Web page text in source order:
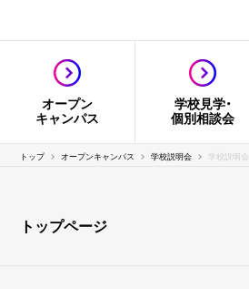
オープン
キャンパス
学校見学・
個別相談会
トップ オープンキャンパス 学校説明会 学校説明会
トップページ